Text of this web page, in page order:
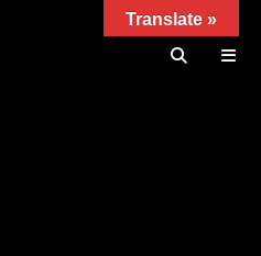
Translate »